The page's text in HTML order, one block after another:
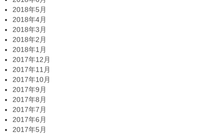
2018年5月
2018年4月
2018年3月
2018年2月
2018年1月
2017年12月
2017年11月
2017年10月
2017年9月
2017年8月
2017年7月
2017年6月
2017年5月